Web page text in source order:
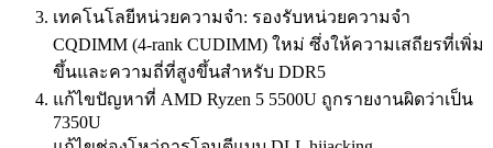
เทคโนโลยีหน่วยความจำ: รองรับหน่วยความจำ
CQDIMM (4-rank CUDIMM) ใหม่ ซึ่งให้ความเสถียรที่เพิ่ม
ขึ้นและความถี่ที่สูงขึ้นสำหรับ DDR5
แก้ไขปัญหาที่ AMD Ryzen 5 5500U ถูกรายงานผิดว่าเป็น
7350U